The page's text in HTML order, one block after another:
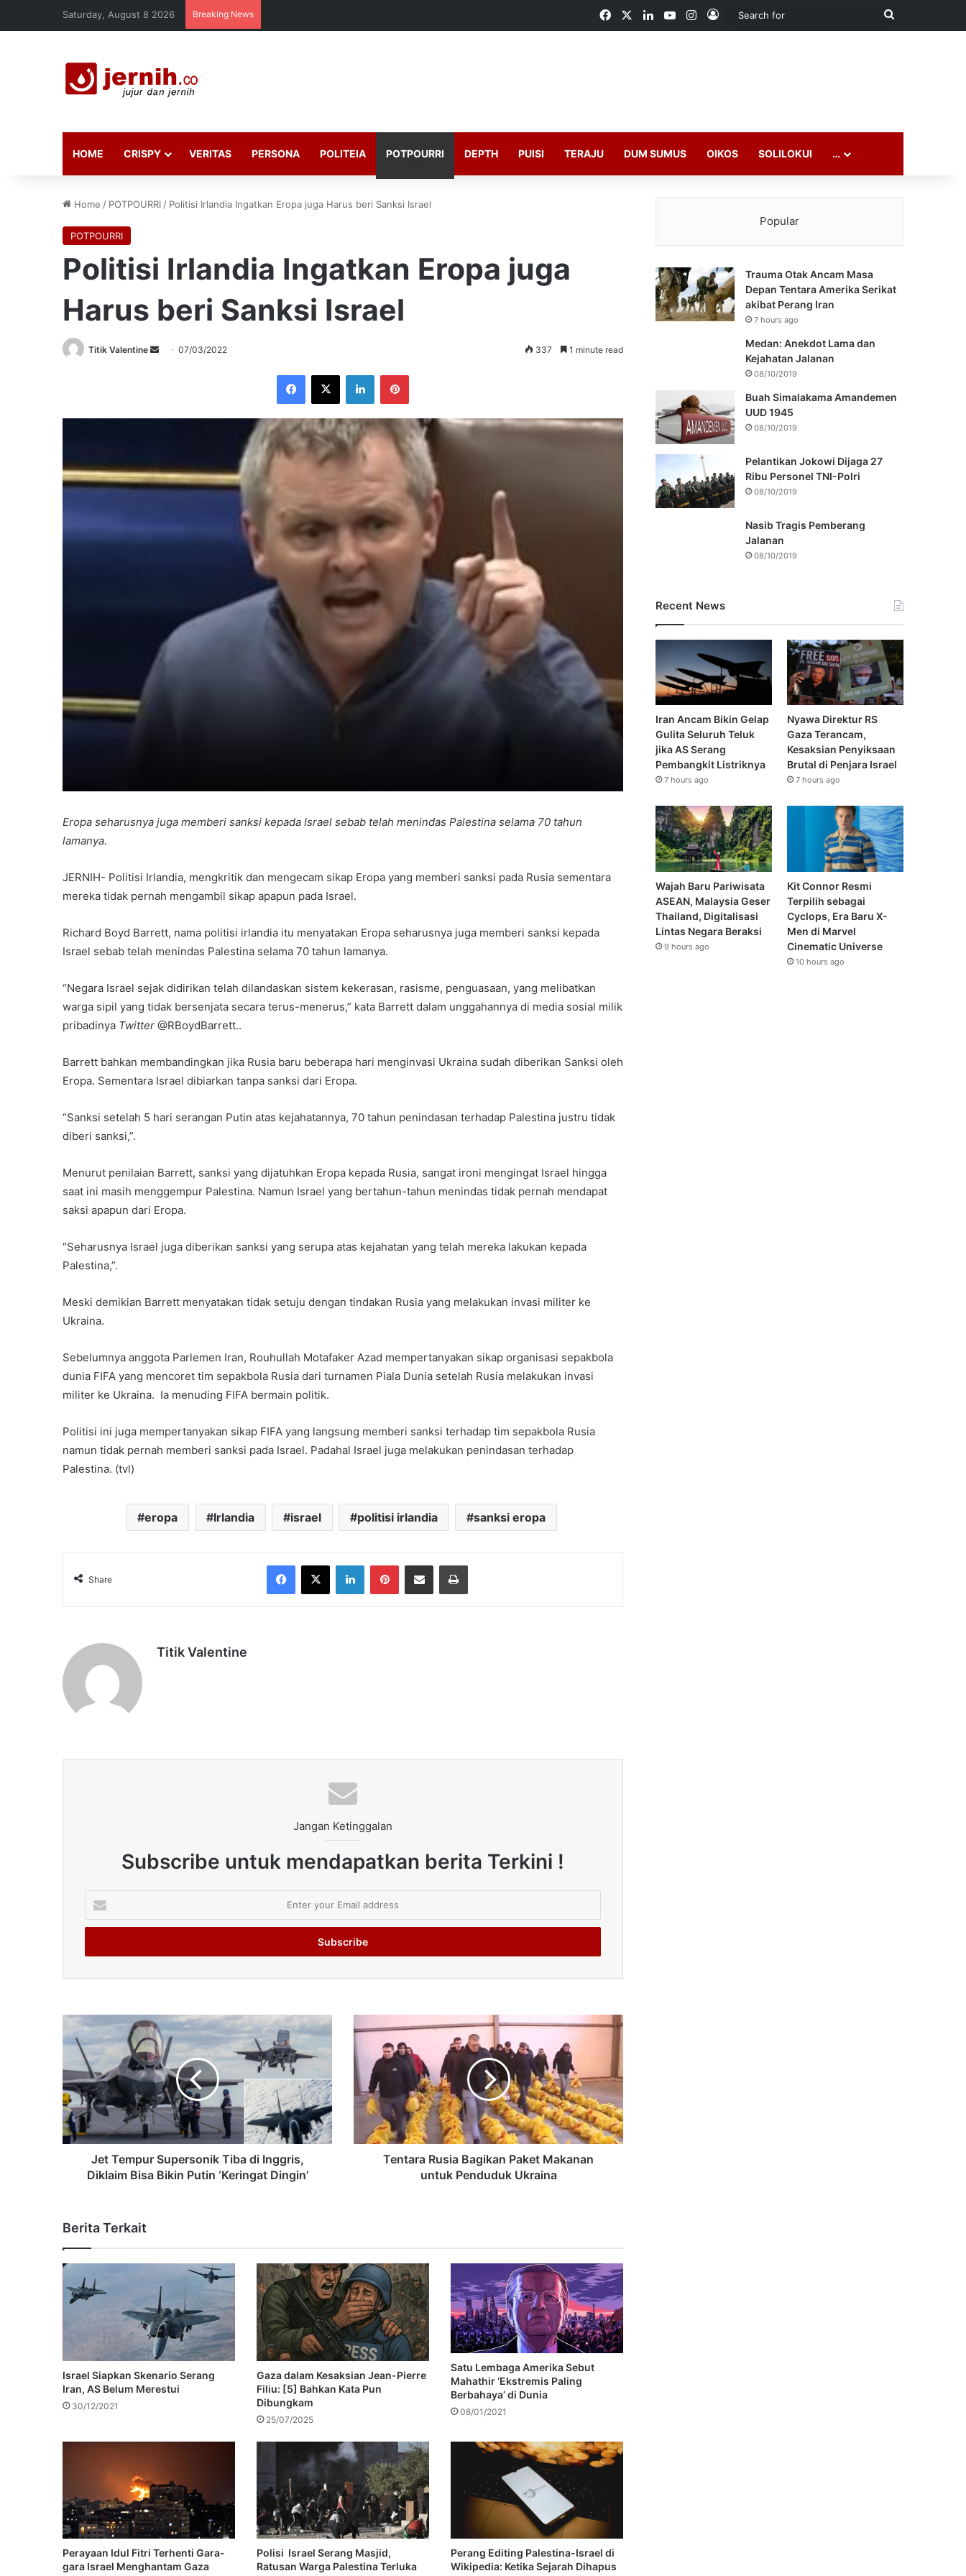
Saturday, August 8 2026 Breaking News FacebookLinkedInYouTubeInstagram
Log In
Search
HOME CRISPY VERITAS PERSONA POLITEIA POTPOURRI DEPTH PUISI TERAJU DUM SUMUS OIKOS SOLILOKUI …
Home / POTPOURRI / Politisi Irlandia Ingatkan Eropa juga Harus beri Sanksi Israel
POTPOURRI
Politisi Irlandia Ingatkan Eropa juga
Harus beri Sanksi Israel
Titik Valentine
Send07/03/2022 337 1 minute read
Facebook
X LinkedInPinterest
Eropa seharusnya juga memberi sanksi kepada Israel sebab telah menindas Palestina selama 70 tahun
lamanya.
JERNIH- Politisi Irlandia, mengkritik dan mengecam sikap Eropa yang memberi sanksi pada Rusia sementara
mereka tidak pernah mengambil sikap apapun pada Israel.
Richard Boyd Barrett, nama politisi irlandia itu menyatakan Eropa seharusnya juga memberi sanksi kepada
Israel sebab telah menindas Palestina selama 70 tahun lamanya.
“Negara Israel sejak didirikan telah dilandaskan sistem kekerasan, rasisme, penguasaan, yang melibatkan
warga sipil yang tidak bersenjata secara terus-menerus,” kata Barrett dalam unggahannya di media sosial milik
pribadinya Twitter @RBoydBarrett..
Barrett bahkan membandingkan jika Rusia baru beberapa hari menginvasi Ukraina sudah diberikan Sanksi oleh
Eropa. Sementara Israel dibiarkan tanpa sanksi dari Eropa.
“Sanksi setelah 5 hari serangan Putin atas kejahatannya, 70 tahun penindasan terhadap Palestina justru tidak
diberi sanksi,”.
Menurut penilaian Barrett, sanksi yang dijatuhkan Eropa kepada Rusia, sangat ironi mengingat Israel hingga
saat ini masih menggempur Palestina. Namun Israel yang bertahun-tahun menindas tidak pernah mendapat
saksi apapun dari Eropa.
“Seharusnya Israel juga diberikan sanksi yang serupa atas kejahatan yang telah mereka lakukan kepada
Palestina,”.
Meski demikian Barrett menyatakan tidak setuju dengan tindakan Rusia yang melakukan invasi militer ke
Ukraina.
Sebelumnya anggota Parlemen Iran, Rouhullah Motafaker Azad mempertanyakan sikap organisasi sepakbola
dunia FIFA yang mencoret tim sepakbola Rusia dari turnamen Piala Dunia setelah Rusia melakukan invasi
militer ke Ukraina. Ia menuding FIFA bermain politik.
Politisi ini juga mempertanyakan sikap FIFA yang langsung memberi sanksi terhadap tim sepakbola Rusia
namun tidak pernah memberi sanksi pada Israel. Padahal Israel juga melakukan penindasan terhadap
Palestina. (tvl)
eropa Irlandia israel politisi irlandia sanksi eropa
Share
Facebook
X LinkedInPinterestShare via Email Print
Titik Valentine
Jangan Ketinggalan
Subscribe untuk mendapatkan berita Terkini !
your
Email
Jet Tempur Supersonik Tiba di Inggris,
Diklaim Bisa Bikin Putin ‘Keringat Dingin’
Tentara Rusia Bagikan Paket Makanan
untuk Penduduk Ukraina
Berita Terkait
Israel Siapkan Skenario Serang
Iran, AS Belum Merestui
30/12/2021
Gaza dalam Kesaksian Jean-Pierre
Filiu: [5] Bahkan Kata Pun
Dibungkam
25/07/2025
Satu Lembaga Amerika Sebut
Mahathir ‘Ekstremis Paling
Berbahaya’ di Dunia
08/01/2021
Perayaan Idul Fitri Terhenti Gara-
gara Israel Menghantam Gaza
Polisi Israel Serang Masjid,
Ratusan Warga Palestina Terluka
Perang Editing Palestina-Israel di
Wikipedia: Ketika Sejarah Dihapus
Popular
Trauma Otak Ancam Masa
Depan Tentara Amerika Serikat
akibat Perang Iran
7 hours ago
Medan: Anekdot Lama dan
Kejahatan Jalanan
08/10/2019
Buah Simalakama Amandemen
UUD 1945
08/10/2019
Pelantikan Jokowi Dijaga 27
Ribu Personel TNI-Polri
08/10/2019
Nasib Tragis Pemberang
Jalanan
08/10/2019
Recent News
Iran Ancam Bikin Gelap
Gulita Seluruh Teluk
jika AS Serang
Pembangkit Listriknya
7 hours ago
Nyawa Direktur RS
Gaza Terancam,
Kesaksian Penyiksaan
Brutal di Penjara Israel
7 hours ago
Wajah Baru Pariwisata
ASEAN, Malaysia Geser
Thailand, Digitalisasi
Lintas Negara Beraksi
9 hours ago
Kit Connor Resmi
Terpilih sebagai
Cyclops, Era Baru X-
Men di Marvel
Cinematic Universe
10 hours ago